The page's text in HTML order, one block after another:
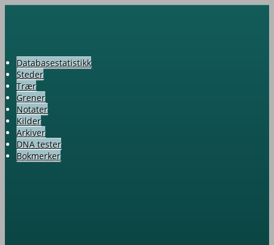
Databasestatistikk
Steder
Trær
Grener
Notater
Kilder
Arkiver
DNA tester
Bokmerker